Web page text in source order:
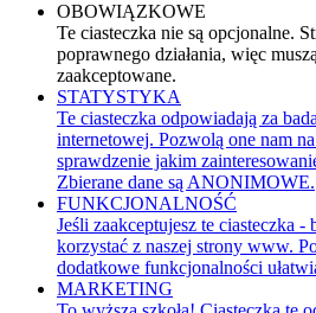
OBOWIĄZKOWE
Te ciasteczka nie są opcjonalne.
poprawnego działania, więc
zaakceptowane.
STATYSTYKA
Te ciasteczka odpowiadają za
internetowej. Pozwolą one nam
sprawdzenie jakim
Zbierane dane są ANONIMOWE.
FUNKCJONALNOŚĆ
Jeśli zaakceptujesz te ciasteczka -
korzystać z naszej strony www.
dodatkowe funkcjonalności
MARKETING